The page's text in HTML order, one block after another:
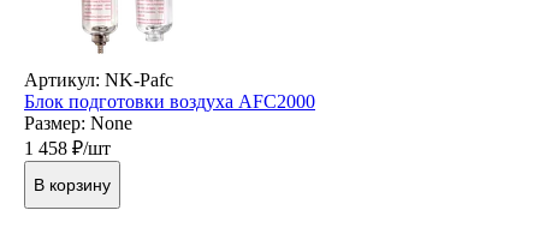
Артикул: NK-Pafc
Блок подготовки воздуха AFC2000
Размер: None
1 458 ₽/шт
В корзину